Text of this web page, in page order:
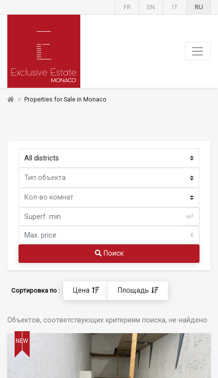
FR EN IT RU
Properties for Sale in Monaco
м²
€
Поиск
Сортировка по : Цена Площадь
Объектов, соответствующих критериям поиска, не найдено
NEW